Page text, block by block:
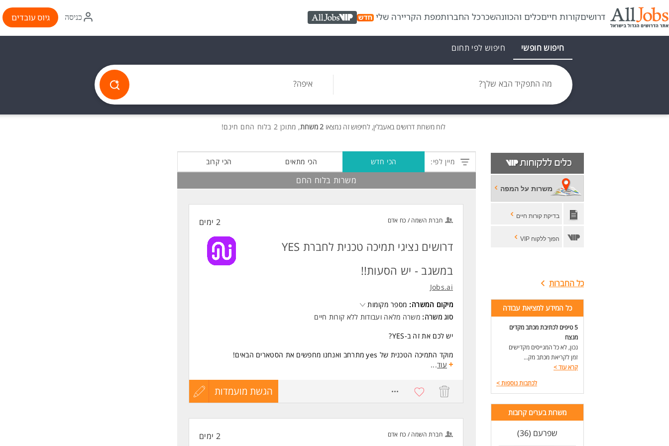
דרושיםקורות חייםכלים והכוונהשכרכל החברותמפת הקריירה שלי AllJobs VIP
איקון
התחברות
כניסה גיוס עובדים
חיפוש חופשי חיפוש לפי תחום
מה התפקיד הבא שלך? איפה?
לוח משרות דרושים באעבלין, לחיפוש זה נמצאו 2 משרות , מתוכן 2 בלוח החם חינם!
משרות על המפה
בדיקת קורות חיים
הפוך ללקוח VIP
כל החברות
כל המידע למציאת עבודה
5 טיפים לכתיבת מכתב מקדים
מנצח
נכון, לא כל המגייסים מקדישים
זמן לקריאת מכתב מק...
קרא עוד>
לכתבות נוספות>
משרות בערים קרובות
שפרעם (36)
מיין לפי: הכי חדש הכי מתאים הכי קרוב
משרות בלוח החם
חברת השמה / כח אדם 2 ימים
דרושים נציגי תמיכה טכנית לחברת YES
במשגב - יש הסעות!!
Jobs.ai
מיקום המשרה: מספר מקומות
סוג משרה: משרה מלאה ועבודות ללא קורות חיים
יש לכם את זה ב-YES?
מוקד התמיכה הטכנית של yes מתרחב ואנחנו מחפשים את הסטארים הבאים!
אם אתם חיים ונושמים טלוויזיה, מבינים בטכנולוגיה ואוהבים לעזור לאנשים להגיע לסרט
מה התפקיד כולל?
מאחורי הקלעים: תמיכה טכנית בערוצים ובממירים הכי מתקדמים.
פתרון בעיות: להיות ה"מושיעים" שגורמים לשידור לחזור לעבוד חלק.
הלו"ז שלנו (לבחירתכם!):
עוד...
הגשת מועמדות
עדכון
חברת השמה / כח אדם 2 ימים